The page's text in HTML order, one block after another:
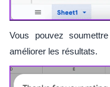
Vous pouvez
améliorer les résultats.